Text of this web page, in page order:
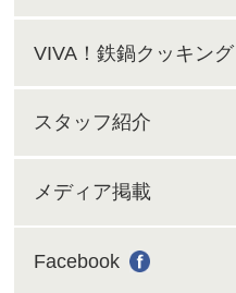
VIVA！鉄鍋クッキング
スタッフ紹介
メディア掲載
Facebook